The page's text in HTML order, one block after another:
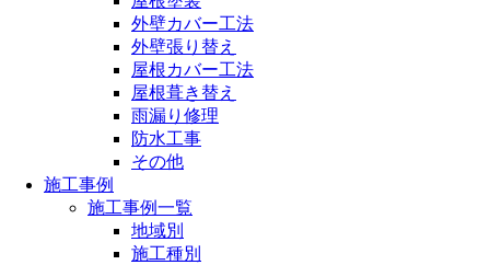
外壁カバー工法
外壁張り替え
屋根カバー工法
屋根葺き替え
雨漏り修理
防水工事
その他
施工事例
施工事例一覧
地域別
施工種別